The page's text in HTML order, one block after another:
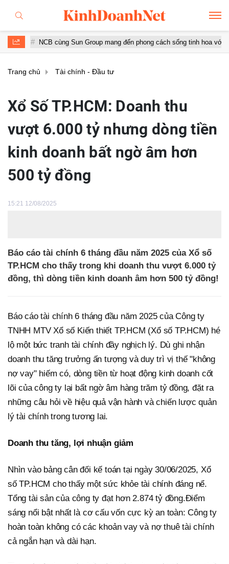
cùng Sun Group mang đến phong cách sống tinh hoa với đặc quyền
Trang chủ Tài chính - Đầu tư
Xổ Số TP.HCM: Doanh thu
vượt 6.000 tỷ nhưng dòng tiền
kinh doanh bất ngờ âm hơn
500 tỷ đồng
15:21 12/08/2025
Báo cáo tài chính 6 tháng đầu năm 2025 của Xổ số
TP.HCM cho thấy trong khi doanh thu vượt 6.000 tỷ
đồng, thì dòng tiền kinh doanh âm hơn 500 tỷ đồng!
Báo cáo tài chính 6 tháng đầu năm 2025 của Công ty
TNHH MTV Xổ số Kiến thiết TP.HCM (Xổ số TP.HCM) hé
lộ một bức tranh tài chính đầy nghịch lý. Dù ghi nhận
doanh thu tăng trưởng ấn tượng và duy trì vị thế "không
nợ vay" hiếm có, dòng tiền từ hoạt động kinh doanh cốt
lõi của công ty lại bất ngờ âm hàng trăm tỷ đồng, đặt ra
những câu hỏi về hiệu quả vận hành và chiến lược quản
lý tài chính trong tương lai.
Doanh thu tăng, lợi nhuận giảm
Nhìn vào bảng cân đối kế toán tại ngày 30/06/2025, Xổ
số TP.HCM cho thấy một sức khỏe tài chính đáng nể.
Tổng tài sản của công ty đạt hơn 2.874 tỷ đồng.Điểm
sáng nổi bật nhất là cơ cấu vốn cực kỳ an toàn: Công ty
hoàn toàn không có các khoản vay và nợ thuê tài chính
cả ngắn hạn và dài hạn.